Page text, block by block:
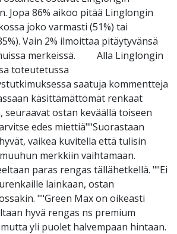
Jopa 86% aikoo pitää Linglongin
joko varmasti (51%) tai
Vain 2% ilmoittaa pitäytyvänsä
merkeissä. Alla Linglongin
toteutetussa
saatuja kommentteja
käsittämättömät renkaat
seuraavat ostan keväällä toiseen
edes miettiä""Suorastaan
vaikea kuvitella että tulisin
merkkiin vaihtamaan.
paras rengas tällähetkellä. ""Ei
lainkaan, ostan
""Green Max on oikeasti
hyvä rengas ns premium
yli puolet halvempaan hintaan.